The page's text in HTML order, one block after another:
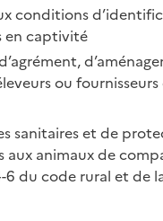
conditions
en captivité
ou fournisseurs
sanitaires et de
animaux de
6 du code rural et de